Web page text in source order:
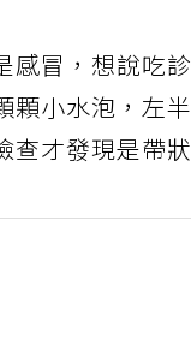
冒，想說吃
小水泡，左
才發現是帶